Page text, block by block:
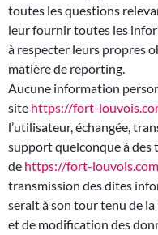
toutes les questions
leur fournir toutes les
à respecter leurs propres
matière de reporting.
Aucune information
site https://fort-
l’utilisateur, échangée,
support quelconque à des
de https://fort-louvois.com
transmission des dites
serait à son tour tenu de
et de modification des